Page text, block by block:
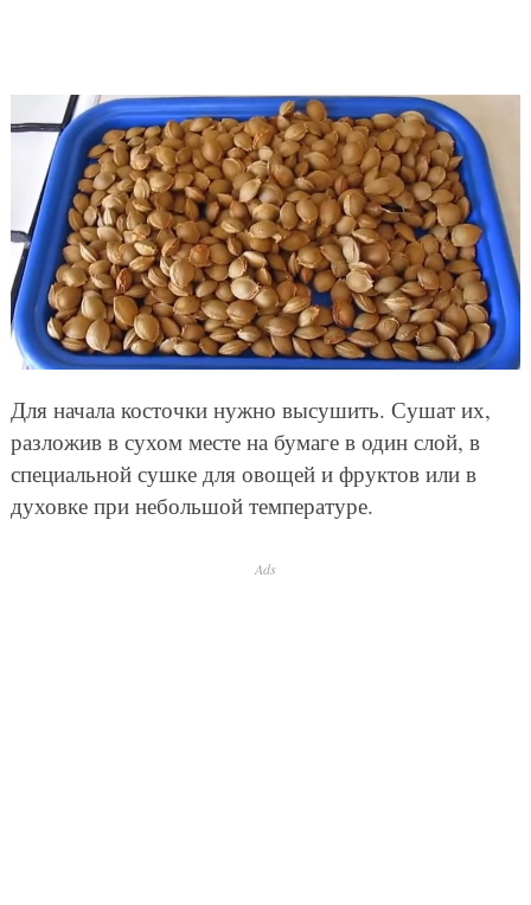
Для начала косточки нужно высушить. Сушат их,
разложив в сухом месте на бумаге в один слой, в
специальной сушке для овощей и фруктов или в
духовке при небольшой температуре.
Ads